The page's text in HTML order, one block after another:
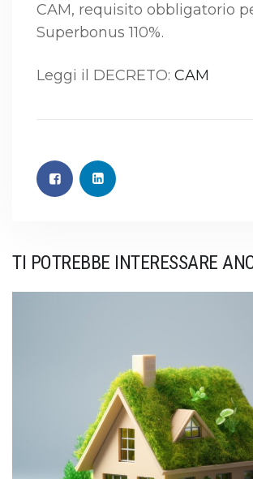
CAM, requisito obbligatorio
Superbonus 110%.
Leggi il DECRETO: CAM
TI POTREBBE INTERESSARE